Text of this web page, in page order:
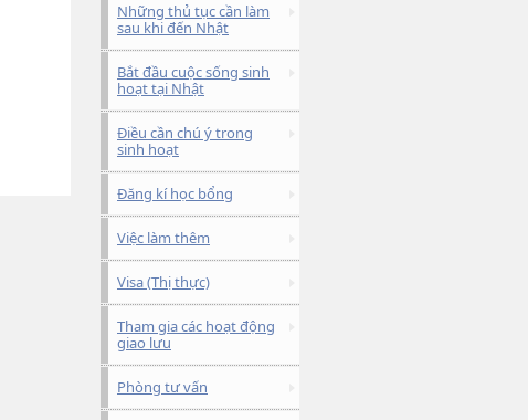
Những thủ tục cần làm
sau khi đến Nhật
Bắt đầu cuộc sống sinh
hoạt tại Nhật
Điều cần chú ý trong
sinh hoạt
Đăng kí học bổng
Việc làm thêm
Visa (Thị thực)
Tham gia các hoạt động
giao lưu
Phòng tư vấn